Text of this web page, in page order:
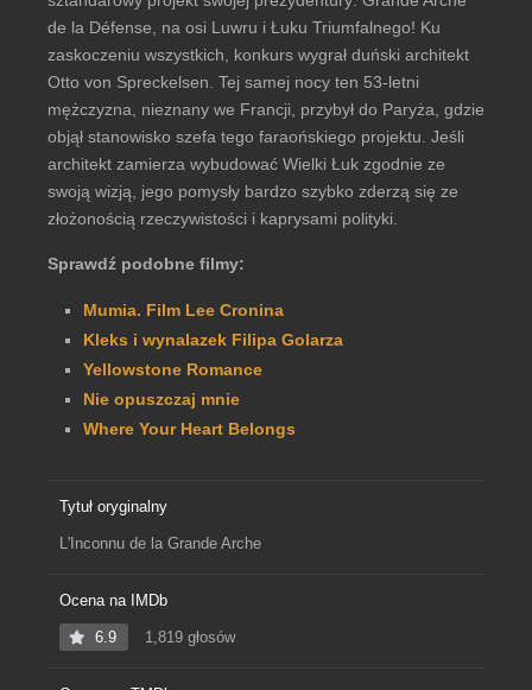
de la Défense, na osi Luwru i Łuku Triumfalnego! Ku
zaskoczeniu wszystkich, konkurs wygrał duński architekt
Otto von Spreckelsen. Tej samej nocy ten 53-letni
mężczyzna, nieznany we Francji, przybył do Paryża, gdzie
objął stanowisko szefa tego faraońskiego projektu. Jeśli
architekt zamierza wybudować Wielki Łuk zgodnie ze
swoją wizją, jego pomysły bardzo szybko zderzą się ze
złożonością rzeczywistości i kaprysami polityki.
Sprawdź podobne filmy:
Mumia. Film Lee Cronina
Kleks i wynalazek Filipa Golarza
Yellowstone Romance
Nie opuszczaj mnie
Where Your Heart Belongs
Tytuł oryginalny
L'Inconnu de la Grande Arche
Ocena na IMDb
6.9 1,819 głosów